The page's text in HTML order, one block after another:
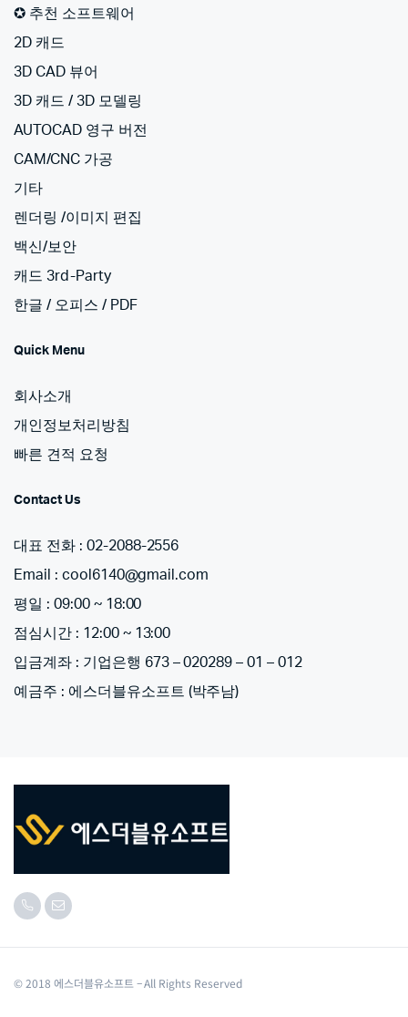
✪ 추천 소프트웨어
2D 캐드
3D CAD 뷰어
3D 캐드 / 3D 모델링
AUTOCAD 영구 버전
CAM/CNC 가공
기타
렌더링 /이미지 편집
백신/보안
캐드 3rd-Party
한글 / 오피스 / PDF
Quick Menu
회사소개
개인정보처리방침
빠른 견적 요청
Contact Us
대표 전화 : 02-2088-2556
Email : cool6140@gmail.com
평일 : 09:00 ~ 18:00
점심시간 : 12:00 ~ 13:00
입금계좌 : 기업은행 673 – 020289 – 01 – 012
예금주 : 에스더블유소프트 (박주남)
© 2018 에스더블유소프트 – All Rights Reserved